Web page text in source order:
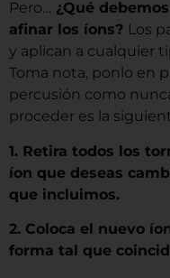
Pero… ¿Qué
afinar los íons? Los
y aplican a cualquier
Toma nota, ponlo en
percusión como
proceder es la
1️. Retira todos los
íon que deseas
que incluimos.
2️. Coloca el nuevo
forma tal que